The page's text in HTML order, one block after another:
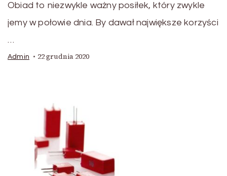
Obiad to niezwykle ważny posiłek, który zwykle
jemy w połowie dnia. By dawał największe korzyści
…
Admin 22 grudnia 2020